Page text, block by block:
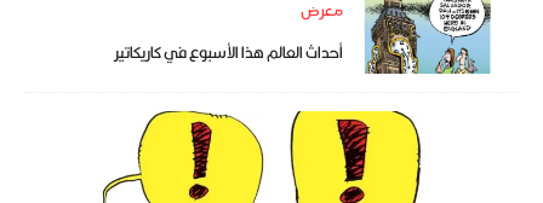
معرض
أحداث العالم هذا الأسبوع في كاريكاتير